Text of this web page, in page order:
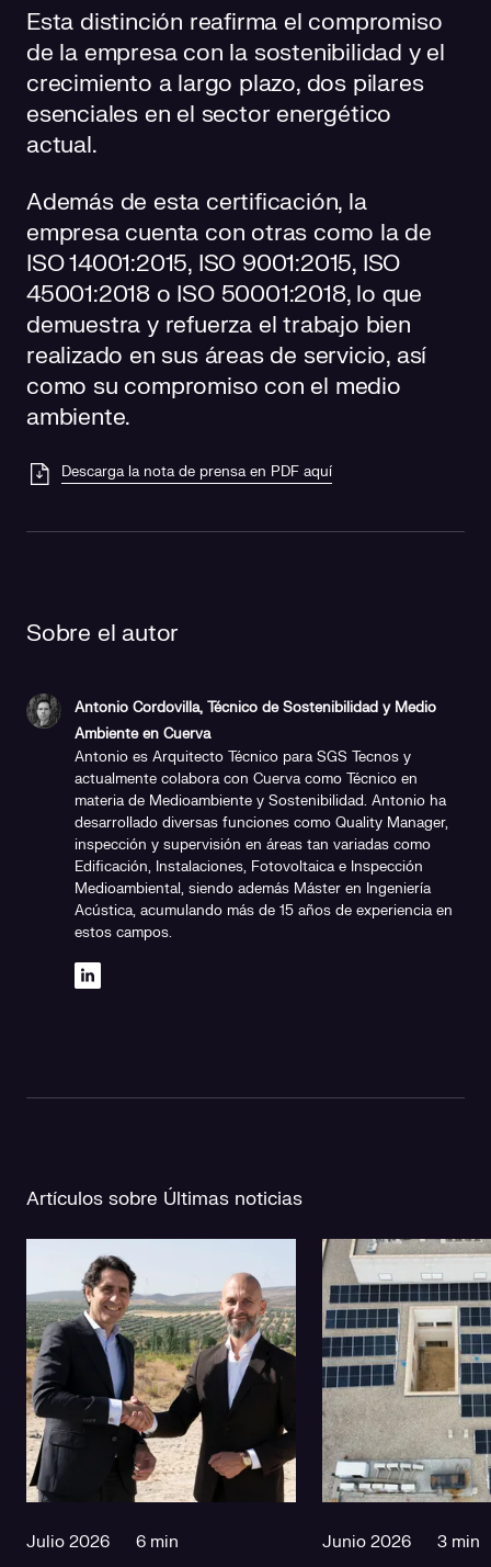
Esta distinción reafirma el compromiso
de la empresa con la sostenibilidad y el
crecimiento a largo plazo, dos pilares
esenciales en el sector energético
actual.
Además de esta certificación, la
empresa cuenta con otras como la de
ISO 14001:2015, ISO 9001:2015, ISO
45001:2018 o ISO 50001:2018, lo que
demuestra y refuerza el trabajo bien
realizado en sus áreas de servicio, así
como su compromiso con el medio
ambiente.
Descarga la nota de prensa en PDF aquí
Sobre el autor
Antonio Cordovilla, Técnico de Sostenibilidad y Medio
Ambiente en Cuerva
Antonio es Arquitecto Técnico para SGS Tecnos y
actualmente colabora con Cuerva como Técnico en
materia de Medioambiente y Sostenibilidad. Antonio ha
desarrollado diversas funciones como Quality Manager,
inspección y supervisión en áreas tan variadas como
Edificación, Instalaciones, Fotovoltaica e Inspección
Medioambiental, siendo además Máster en Ingeniería
Acústica, acumulando más de 15 años de experiencia en
estos campos.
Artículos sobre Últimas noticias
Julio 2026 6 min Junio 2026 3 min